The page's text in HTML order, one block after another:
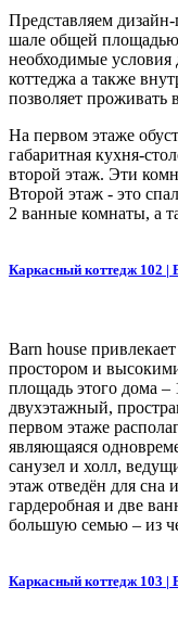
Представляем
шале общей площадью
необходимые
коттеджа а также
позволяет проживать
На первом этаже
габаритная кухня-
второй этаж. Эти
Второй этаж - это
2 ванные комнаты, а
Каркасный коттедж 102 |
Barn house
простором и
площадь этого дома
двухэтажный,
первом этаже
являющаяся
санузел и холл,
этаж отведён для сна
гардеробная и две
большую семью – из
Каркасный коттедж 103 |